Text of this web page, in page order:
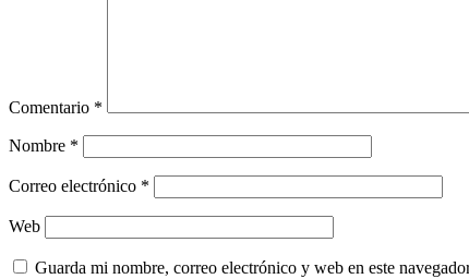
Comentario *
Nombre *
Correo electrónico *
Web
Guarda mi nombre, correo electrónico y web en este